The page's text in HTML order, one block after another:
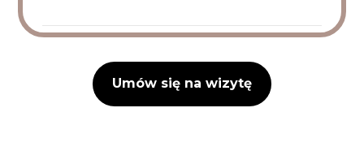
Umów się na wizytę